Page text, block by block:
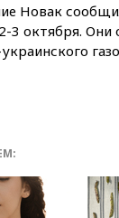
Новак
3 октября.